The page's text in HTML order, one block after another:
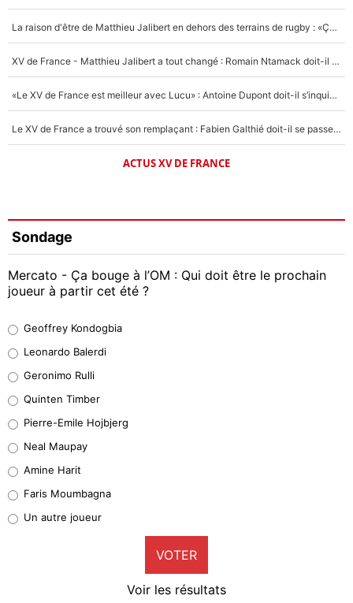
La raison d'être de Matthieu Jalibert en dehors des terrains de rugby : «Ça m'atteint autant que si tu touches à un membre de ma famille»
XV de France - Matthieu Jalibert a tout changé : Romain Ntamack doit-il s’inquiéter pour sa place à un an de la Coupe du monde ?
«Le XV de France est meilleur avec Lucu» : Antoine Dupont doit-il s’inquiéter pour sa place ?
Le XV de France a trouvé son remplaçant : Fabien Galthié doit-il se passer d'Antoine Dupont ?
ACTUS XV DE FRANCE
Sondage
Mercato - Ça bouge à l’OM : Qui doit être le prochain
joueur à partir cet été ?
38%
32%
5%
1%
9%
Geoffrey Kondogbia
Leonardo Balerdi
Geronimo Rulli
Quinten Timber
Pierre-Emile Hojbjerg
Neal Maupay
Amine Harit
Faris Moumbagna
Un autre joueur
VOTER
Voir les résultats